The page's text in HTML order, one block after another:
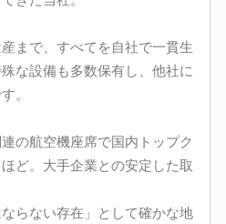
まで、すべてを自社で一貫生
な設備も多数保有し、他社に
。
の航空機座席で国内トップク
ど。大手企業との安定した取
らない存在」として確かな地